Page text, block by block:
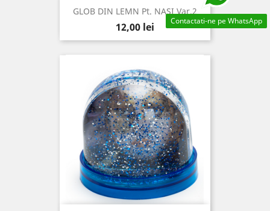
GLOB DIN LEMN Pt. NASI Var.2
Pret
12,00 lei
Contactati-ne pe WhatsApp